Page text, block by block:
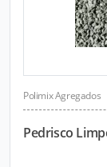
Polimix Agregados
Pedrisco